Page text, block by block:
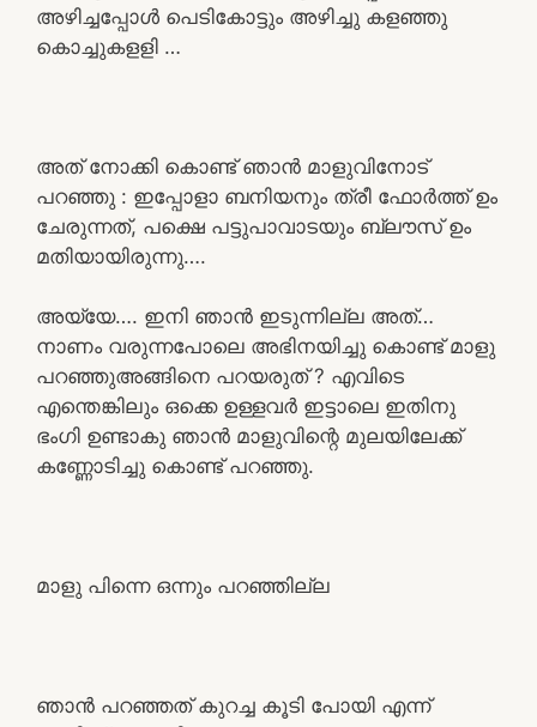
അഴിച്ചപ്പോൾ പെടികോട്ടും അഴിച്ചു കളഞ്ഞു
കൊച്ചുകളളി …
അത് നോക്കി കൊണ്ട് ഞാൻ മാളുവിനോട്
പറഞ്ഞു : ഇപ്പോളാ ബനിയനും ത്രീ ഫോർത്ത് ഉം
ചേരുന്നത്, പക്ഷെ പട്ടുപാവാടയും ബ്ലൗസ് ഉം
മതിയായിരുന്നു….
അയ്യേ…. ഇനി ഞാൻ ഇടുന്നില്ല അത്…
നാണം വരുന്നപോലെ അഭിനയിച്ചു കൊണ്ട് മാളു
പറഞ്ഞുഅങ്ങിനെ പറയരുത് ? എവിടെ
എന്തെങ്കിലും ഒക്കെ ഉള്ളവർ ഇട്ടാലെ ഇതിനു
ഭംഗി ഉണ്ടാകു ഞാൻ മാളുവിന്റെ മുലയിലേക്ക്
കണ്ണോടിച്ചു കൊണ്ട് പറഞ്ഞു.
മാളു പിന്നെ ഒന്നും പറഞ്ഞില്ല
ഞാൻ പറഞ്ഞത് കുറച്ച കൂടി പോയി എന്ന്